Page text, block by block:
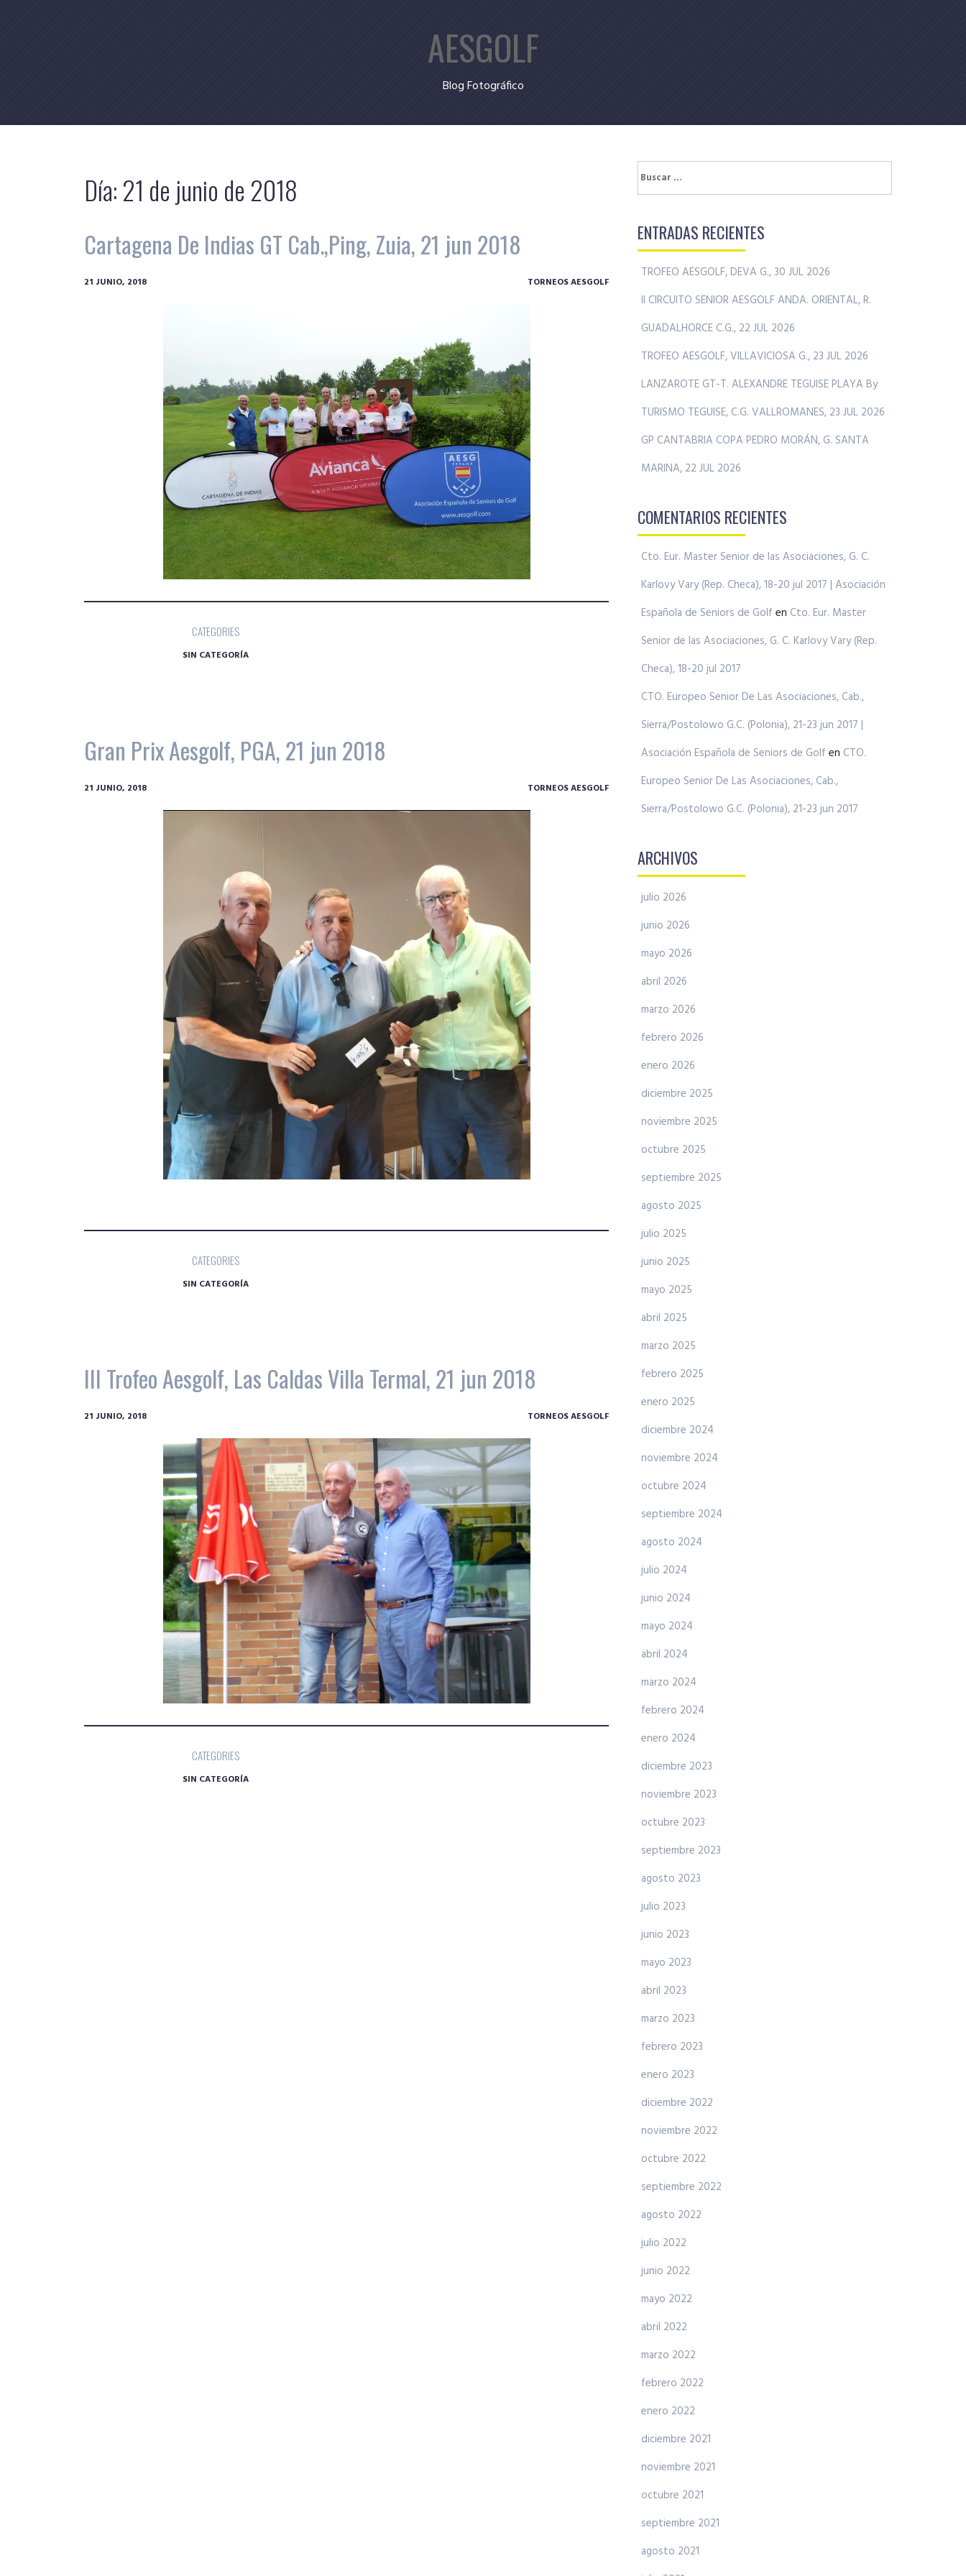
AESGOLF
Blog Fotográfico
Día:21 de junio de 2018
Cartagena De Indias GT Cab.,Ping, Zuia, 21 jun 2018
21 JUNIO, 2018 TORNEOS AESGOLF
CATEGORIES
SIN CATEGORÍA
Gran Prix Aesgolf, PGA, 21 jun 2018
21 JUNIO, 2018 TORNEOS AESGOLF
CATEGORIES
SIN CATEGORÍA
III Trofeo Aesgolf, Las Caldas Villa Termal, 21 jun 2018
21 JUNIO, 2018 TORNEOS AESGOLF
CATEGORIES
SIN CATEGORÍA
Buscar:
ENTRADAS RECIENTES
TROFEO AESGOLF, DEVA G., 30 JUL 2026
II CIRCUITO SENIOR AESGOLF ANDA. ORIENTAL, R.
GUADALHORCE C.G., 22 JUL 2026
TROFEO AESGOLF, VILLAVICIOSA G., 23 JUL 2026
LANZAROTE GT-T. ALEXANDRE TEGUISE PLAYA By
TURISMO TEGUISE, C.G. VALLROMANES, 23 JUL 2026
GP CANTABRIA COPA PEDRO MORÁN, G. SANTA
MARINA, 22 JUL 2026
COMENTARIOS RECIENTES
Cto. Eur. Master Senior de las Asociaciones, G. C.
Karlovy Vary (Rep. Checa), 18-20 jul 2017 | Asociación
Española de Seniors de Golf en Cto. Eur. Master
Senior de las Asociaciones, G. C. Karlovy Vary (Rep.
Checa), 18-20 jul 2017
CTO. Europeo Senior De Las Asociaciones, Cab.,
Sierra/Postolowo G.C. (Polonia), 21-23 jun 2017 |
Asociación Española de Seniors de Golf en CTO.
Europeo Senior De Las Asociaciones, Cab.,
Sierra/Postolowo G.C. (Polonia), 21-23 jun 2017
ARCHIVOS
julio 2026
junio 2026
mayo 2026
abril 2026
marzo 2026
febrero 2026
enero 2026
diciembre 2025
noviembre 2025
octubre 2025
septiembre 2025
agosto 2025
julio 2025
junio 2025
mayo 2025
abril 2025
marzo 2025
febrero 2025
enero 2025
diciembre 2024
noviembre 2024
octubre 2024
septiembre 2024
agosto 2024
julio 2024
junio 2024
mayo 2024
abril 2024
marzo 2024
febrero 2024
enero 2024
diciembre 2023
noviembre 2023
octubre 2023
septiembre 2023
agosto 2023
julio 2023
junio 2023
mayo 2023
abril 2023
marzo 2023
febrero 2023
enero 2023
diciembre 2022
noviembre 2022
octubre 2022
septiembre 2022
agosto 2022
julio 2022
junio 2022
mayo 2022
abril 2022
marzo 2022
febrero 2022
enero 2022
diciembre 2021
noviembre 2021
octubre 2021
septiembre 2021
agosto 2021